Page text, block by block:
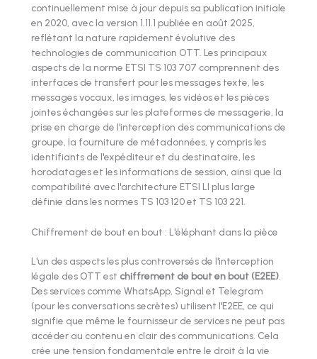
continuellement mise à jour depuis sa publication initiale
en 2020, avec la version 1.11.1 publiée en août 2025,
reflétant la nature rapidement évolutive des
technologies de communication OTT. Les principaux
aspects de la norme ETSI TS 103 707 comprennent des
interfaces de transfert pour les messages texte, les
messages vocaux, les images, les vidéos et les pièces
jointes échangées sur les plateformes de messagerie, la
prise en charge de l'interception des communications de
groupe, la fourniture de métadonnées, y compris les
identifiants de l'expéditeur et du destinataire, les
horodatages et les informations de session, ainsi que la
compatibilité avec l'architecture ETSI LI plus large
définie dans les normes TS 103 120 et TS 103 221.
Chiffrement de bout en bout : L'éléphant dans la pièce
L'un des aspects les plus controversés de l'interception
légale des OTT est chiffrement de bout en bout (E2EE)
Des services comme WhatsApp, Signal et Telegram
(pour les conversations secrètes) utilisent l'E2EE, ce qui
signifie que même le fournisseur de services ne peut pas
accéder au contenu en clair des communications. Cela
crée une tension fondamentale entre le droit à la vie